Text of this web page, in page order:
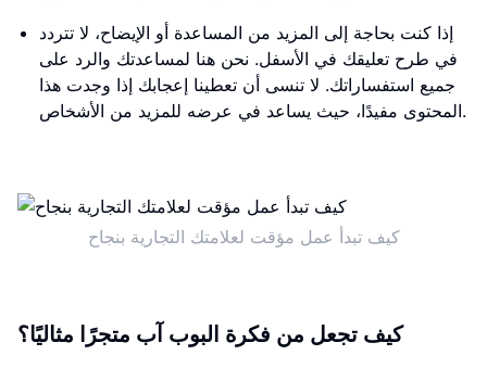
إذا كنت بحاجة إلى المزيد من المساعدة أو الإيضاح، لا تتردد
في طرح تعليقك في الأسفل. نحن هنا لمساعدتك والرد على
جميع استفساراتك. لا تنسى أن تعطينا إعجابك إذا وجدت هذا
المحتوى مفيدًا، حيث يساعد في عرضه للمزيد من الأشخاص.
كيف تبدأ عمل مؤقت لعلامتك التجارية بنجاح
كيف تجعل من فكرة البوب آب متجرًا مثاليًا؟